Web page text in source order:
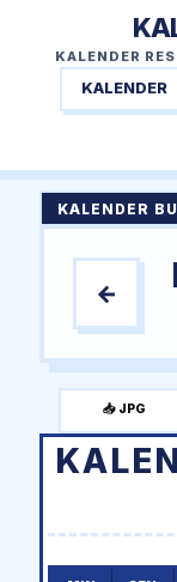
KALENDER
KALENDER
KALENDER
←
📥 JPG